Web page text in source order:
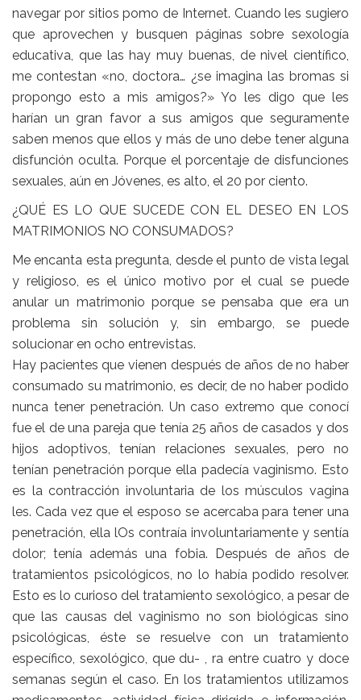
navegar por sitios pomo de Internet. Cuando les sugiero
que aprovechen y busquen páginas sobre sexología
educativa, que las hay muy buenas, de nivel científico,
me contestan «no, doctora… ¿se imagina las bromas si
propongo esto a mis amigos?» Yo les digo que les
harían un gran favor a sus amigos que seguramente
saben menos que ellos y más de uno debe tener alguna
disfunción oculta. Porque el porcentaje de disfunciones
sexuales, aún en Jóvenes, es alto, el 20 por ciento.
¿QUÉ ES LO QUE SUCEDE CON EL DESEO EN LOS
MATRIMONIOS NO CONSUMADOS?
Me encanta esta pregunta, desde el punto de vista legal
y religioso, es el único motivo por el cual se puede
anular un matrimonio porque se pensaba que era un
problema sin solución y, sin embargo, se puede
solucionar en ocho entrevistas.
Hay pacientes que vienen después de años de no haber
consumado su matrimonio, es decir, de no haber podido
nunca tener penetración. Un caso extremo que conocí
fue el de una pareja que tenía 25 años de casados y dos
hijos adoptivos, tenían relaciones sexuales, pero no
tenían penetración porque ella padecía vaginismo. Esto
es la contracción involuntaria de los músculos vagina
les. Cada vez que el esposo se acercaba para tener una
penetración, ella lOs contraía involuntariamente y sentía
dolor; tenía además una fobia. Después de años de
tratamientos psicológicos, no lo había podido resolver.
Esto es lo curioso del tratamiento sexológico, a pesar de
que las causas del vaginismo no son biológicas sino
psicológicas, éste se resuelve con un tratamiento
específico, sexológico, que du- , ra entre cuatro y doce
semanas según el caso. En los tratamientos utilizamos